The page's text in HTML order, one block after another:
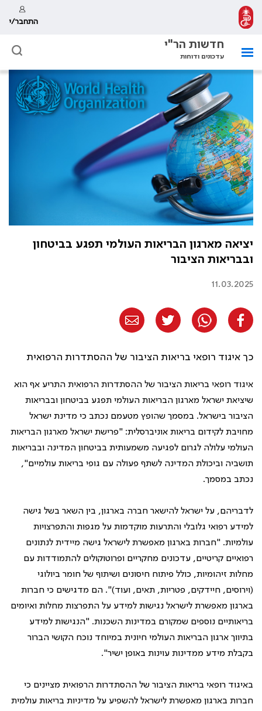
התחבר/י
חדשות הר"י
עדכונים ודוחות
יציאה מארגון הבריאות העולמי תפגע בביטחון
ובבריאות הציבור
כך איגוד רופאי בריאות הציבור של ההסתדרות הרפואית
11.03.2025
איגוד רופאי בריאות הציבור של ההסתדרות הרפואית התריע אף הוא
שיציאת ישראל מארגון הבריאות העולמי תפגע בביטחון ובבריאות
הציבור בישראל. במסמך שהופץ מטעמם נכתב כי מדינת ישראל
מחויבת לקידום בריאות אוניברסלית: "פרישת ישראל מארגון הבריאות
העולמי עלולה לגרום לפגיעה משמעותית בביטחון המדינה ובבריאות
תושביה וביכולת המדינה לשתף פעולה עם גופי בריאות עולמיים",
נכתב במסמך.
לדבריהם, על ישראל להישאר חברה בארגון, בין השאר בשל גישה
למידע רפואי גלובלי והתרעות מוקדמות על מגפות והתפרצויות
עולמיות. "חברות בארגון מאפשרת לישראל גישה מיידית לנתונים
רפואיים קריטיים, עדכונים מחקריים ופרוטוקולים להתמודדות עם
מחלות זיהומיות, כולל פיתוח חיסונים ושיתוף של חומר ביולוגי
(וירוסים, חיידקים, פטריות, תאים, ועוד)". הם מדגישים כי חברות
בארגון מאפשרת לישראל נגישות למידע על התפרצות מחלות ואיומים
בריאותיים נוספים שמקורם במדינות השכנות. "הנגישות למידע
בתיווך ארגון הבריאות העולמי חיונית במיוחד נוכח הקושי הברור
בקבלת מידע ממדינות עוינות באופן ישיר".
באיגוד רופאי בריאות הציבור של ההסתדרות הרפואית מציינים כי
חברות בארגון מאפשרת לישראל להשפיע על מדיניות בריאות עולמית